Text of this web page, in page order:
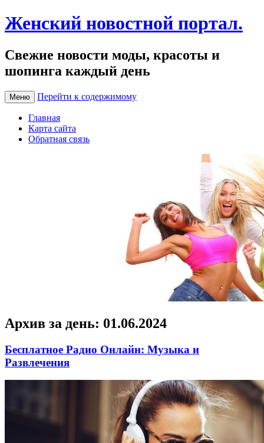
Женский новостной портал.
Свежие новости моды, красоты и
шопинга каждый день
Меню Перейти к содержимому
Главная
Карта сайта
Обратная связь
Архив за день: 01.06.2024
Бесплатное Радио Онлайн: Музыка и
Развлечения